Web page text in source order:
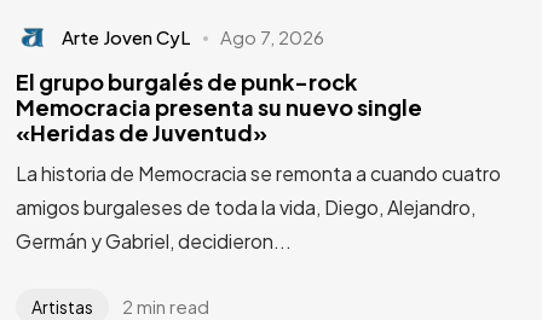
Arte Joven CyL Ago 7, 2026
El grupo burgalés de punk-rock
Memocracia presenta su nuevo single
«Heridas de Juventud»
La historia de Memocracia se remonta a cuando cuatro
amigos burgaleses de toda la vida, Diego, Alejandro,
Germán y Gabriel, decidieron...
Artistas 2 min read